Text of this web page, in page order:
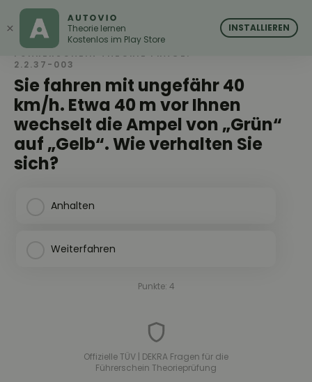
AUTOVIO
Sie fahren mit ungefähr 40
km/h. Etwa 40 m vor Ihnen
wechselt die Ampel von „Grün“
auf „Gelb“. Wie verhalten Sie
sich?
FÜHRERSCHEIN THEORIE FRAGE:
2.2.37-003
Anhalten
Weiterfahren
Punkte: 4
Offizielle TÜV | DEKRA Fragen für die
Führerschein Theorieprüfung
× AUTOVIO
Theorie lernen
Kostenlos im Play Store
INSTALLIEREN